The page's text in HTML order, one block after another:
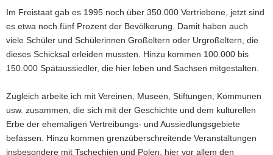
Im Freistaat gab es 1995 noch über 350.000 Vertriebene, jetzt sind
es etwa noch fünf Prozent der Bevölkerung. Damit haben auch
viele Schüler und Schülerinnen Großeltern oder Urgroßeltern, die
dieses Schicksal erleiden mussten. Hinzu kommen 100.000 bis
150.000 Spätaussiedler, die hier leben und Sachsen mitgestalten.
Zugleich arbeite ich mit Vereinen, Museen, Stiftungen, Kommunen
usw. zusammen, die sich mit der Geschichte und dem kulturellen
Erbe der ehemaligen Vertreibungs- und Aussiedlungsgebiete
befassen. Hinzu kommen grenzüberschreitende Veranstaltungen
insbesondere mit Tschechien und Polen, hier vor allem den